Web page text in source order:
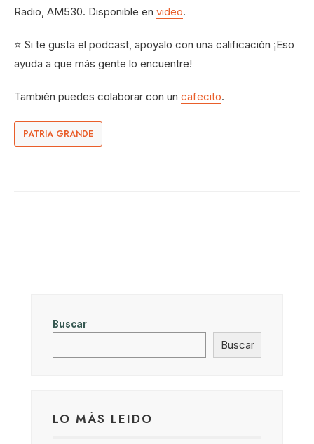
Radio, AM530. Disponible en video.
⭐ Si te gusta el podcast, apoyalo con una calificación ¡Eso
ayuda a que más gente lo encuentre!
También puedes colaborar con un cafecito.
PATRIA GRANDE
Buscar
Buscar
LO MÁS LEIDO